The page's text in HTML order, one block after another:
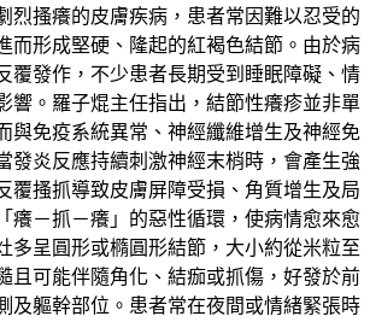
烈搔癢的皮膚疾病，患者常因難以忍受的
而形成堅硬、隆起的紅褐色結節。由於病
覆發作，不少患者長期受到睡眠障礙、情
響。羅子焜主任指出，結節性癢疹並非單
與免疫系統異常、神經纖維增生及神經免
發炎反應持續刺激神經末梢時，會產生強
覆搔抓導致皮膚屏障受損、角質增生及局
癢－抓－癢」的惡性循環，使病情愈來愈
多呈圓形或橢圓形結節，大小約從米粒至
且可能伴隨角化、結痂或抓傷，好發於前
及軀幹部位。患者常在夜間或情緒緊張時